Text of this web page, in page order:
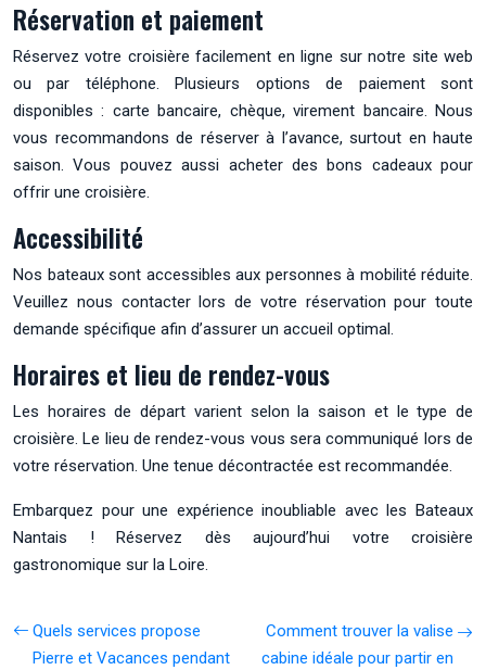
Réservation et paiement
Réservez votre croisière facilement en ligne sur notre site web
ou par téléphone. Plusieurs options de paiement sont
disponibles : carte bancaire, chèque, virement bancaire. Nous
vous recommandons de réserver à l’avance, surtout en haute
saison. Vous pouvez aussi acheter des bons cadeaux pour
offrir une croisière.
Accessibilité
Nos bateaux sont accessibles aux personnes à mobilité réduite.
Veuillez nous contacter lors de votre réservation pour toute
demande spécifique afin d’assurer un accueil optimal.
Horaires et lieu de rendez-vous
Les horaires de départ varient selon la saison et le type de
croisière. Le lieu de rendez-vous vous sera communiqué lors de
votre réservation. Une tenue décontractée est recommandée.
Embarquez pour une expérience inoubliable avec les Bateaux
Nantais ! Réservez dès aujourd’hui votre croisière
gastronomique sur la Loire.
Quels services propose
Pierre et Vacances pendant
Comment trouver la valise
cabine idéale pour partir en